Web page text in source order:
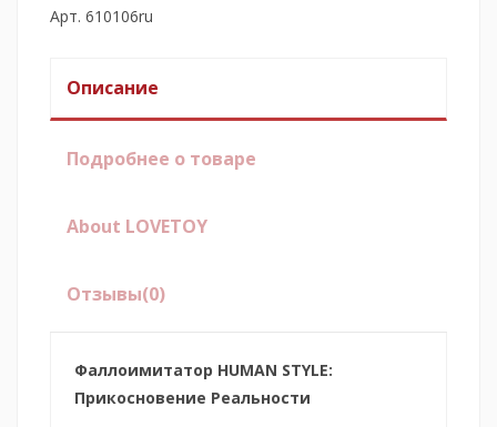
Арт. 610106ru
Описание
Подробнее о товаре
About LOVETOY
Отзывы(0)
Фаллоимитатор HUMAN STYLE:
Прикосновение Реальности